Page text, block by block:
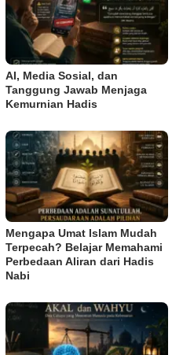
AI, Media Sosial, dan
Tanggung Jawab Menjaga
Kemurnian Hadis
Mengapa Umat Islam Mudah
Terpecah? Belajar Memahami
Perbedaan Aliran dari Hadis
Nabi